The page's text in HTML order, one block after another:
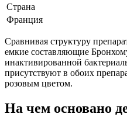
Страна
Франция
Сравнивая структуру
емкие составляющие
инактивированной
присутствуют в обоих
розовым цветом.
На чем основано